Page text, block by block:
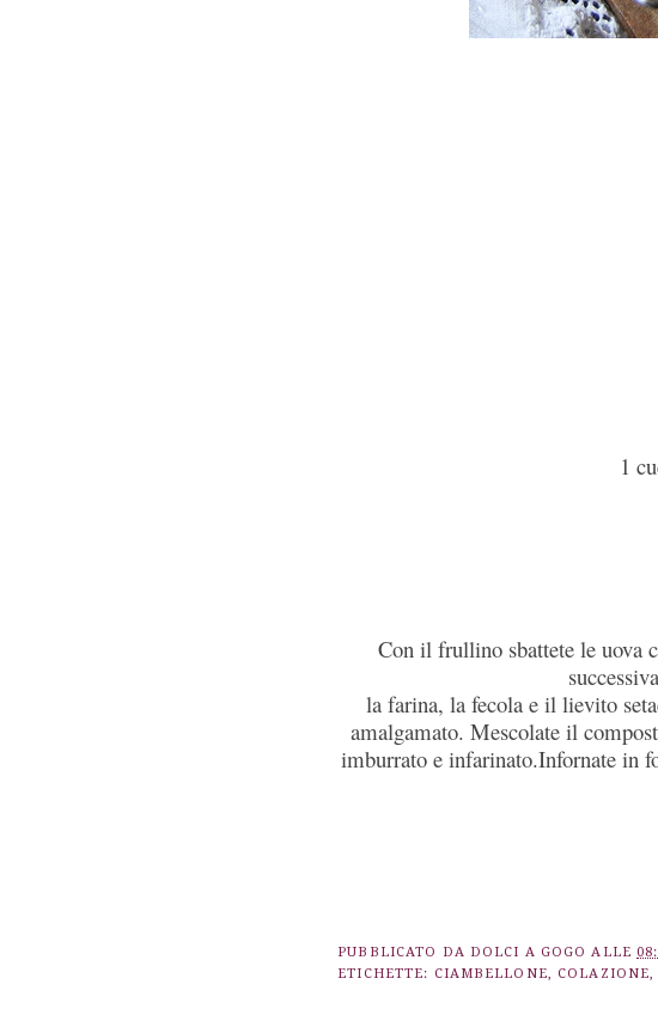
1
Con il frullino sbattete le uova
la farina, la fecola e il lievito
amalgamato. Mescolate il
imburrato e infarinato.Infornate in
PUBBLICATO DA DOLCI A GOGO ALLE
ETICHETTE: CIAMBELLONE, COLAZIONE,